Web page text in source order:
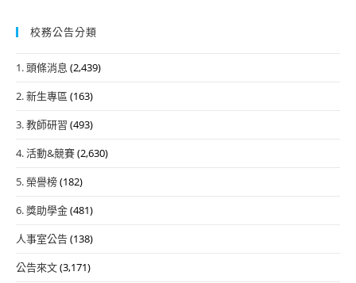
校務公告分類
1. 頭條消息 (2,439)
2. 新生專區 (163)
3. 教師研習 (493)
4. 活動&競賽(2,630)
5. 榮譽榜(182)
6. 獎助學金(481)
人事室公告(138)
公告來文(3,171)